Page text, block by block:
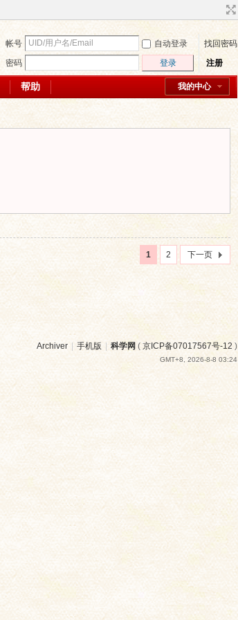
帐号 自动登录
找回密码
密码
登录 注册
我的中心
帮助
1 2 下一页
Archiver 手机版 科学网 ( 京ICP备07017567号-12 )
GMT+8, 2026-8-8 03:24